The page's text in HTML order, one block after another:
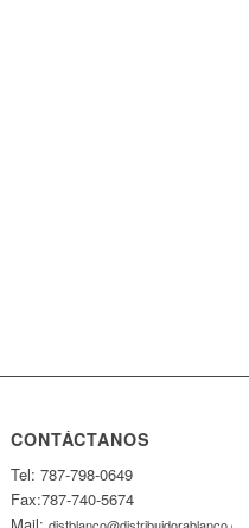
CONTÁCTANOS
Tel: 787-798-0649
Fax:787-740-5674